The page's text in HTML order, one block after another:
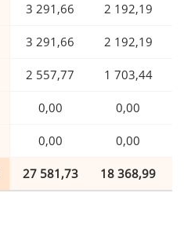
3 291,66 2 192,19
3 291,66 2 192,19
2 557,77 1 703,44
0,00 0,00
0,00 0,00
27 581,73 18 368,99